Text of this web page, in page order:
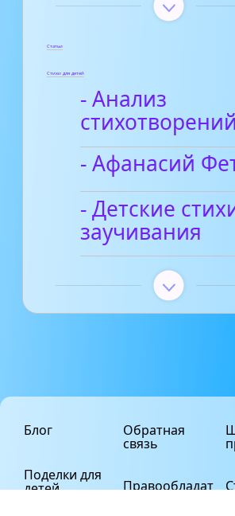
Статьи
Стихи для детей
- Анализ
стихотворений
- Афанасий
- Детские
заучивания
Блог
Поделки для
детей
Обратная
связь
Правообладат